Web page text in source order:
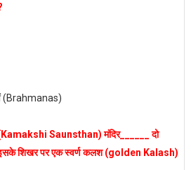
(Brahmanas)
(Kamakshi Saunsthan) मंदिर______ दो
शिखर पर एक स्वर्ण कलश (golden Kalash)